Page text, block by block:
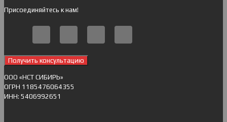
Присоединяйтесь к нам!
Получить консультацию
ОOO «НСТ СИБИРЬ»
ОГРН 1185476064355
ИНН: 5406992651